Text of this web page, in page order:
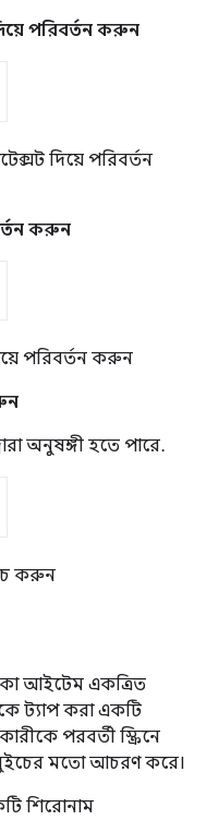
পরিবর্তন করুন
দিয়ে পরিবর্তন
করুন
পরিবর্তন করুন
অনুষঙ্গী হতে পারে.
করুন
আইটেম একত্রিত
ট্যাপ করা একটি
পরবর্তী স্ক্রিনে
মতো আচরণ করে।
শিরোনাম